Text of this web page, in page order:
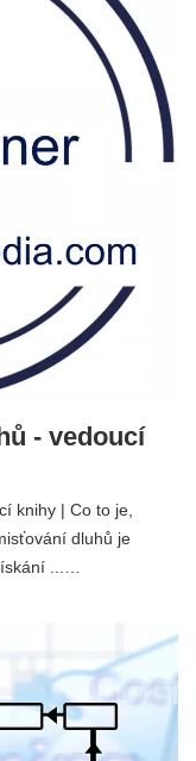
- vedoucí
knihy | Co to je,
dluhů je
...…